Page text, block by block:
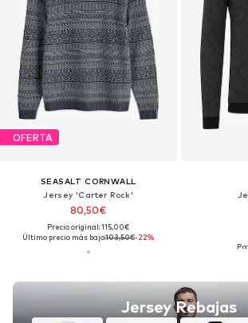
OFERTA
SEASALT CORNWALL
Jersey 'Carter Rock'
80,50€
Precio original: 115,00€
Último precio más bajo:103,50€-22%
Jersey Rebajas